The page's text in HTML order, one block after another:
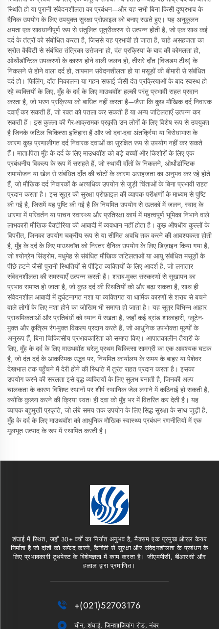
स्थिति हो या पुरानी संवेदनशीलता का प्रबंधन—और यह सभी बिना किसी दुष्प्रभाव के
दैनिक उपयोग के लिए उपयुक्त सुरक्षा प्रोफ़ाइल को बनाए रखते हुए। यह अनुकूलन
क्षमता एक सावधानीपूर्ण रूप से संतुलित सूत्रीकरण से उत्पन्न होती है, जो एक साथ कई
दर्द के तंत्रों को संबोधित करता है, जिससे यह प्रभावी हो जाता है, चाहे असहजता का
स्रोत कैविटी से संबंधित तंत्रिका उत्तेजना हो, दंत प्रक्रिया के बाद की कोमलता हो,
ओर्थोडॉन्टिक उपकरणों के कारण होने वाली जलन हो, तीसरे दाँत (विजडम टीथ) के
निकलने से होने वाला दर्द हो, तापमान संवेदनशीलता हो या मसूड़ों की बीमारी से संबंधित
दर्द हो। फिलिंग, दाँत निकालना या गहन सफाई जैसी दंत प्रक्रियाओं के बाद स्वस्थ हो
रहे व्यक्तियों के लिए, मुँह के दर्द के लिए माउथवॉश हल्की परंतु प्रभावी राहत प्रदान
करता है, जो भरण प्रक्रिया को बाधित नहीं करता है—जैसा कि कुछ मौखिक दर्द निवारक
दवाएँ कर सकती हैं, जो रक्त को पतला कर सकती हैं या अन्य जटिलताएँ उत्पन्न कर
सकती हैं। इस कुल्ला की गैर-आक्रामक प्रकृति उन लोगों के लिए विशेष रूप से उपयुक्त
है जिनके जटिल चिकित्सा इतिहास हैं और जो दवा-दवा अंतर्क्रिया या विरोधाभास के
कारण कुछ प्रणालीगत दर्द निवारक दवाओं का सुरक्षित रूप से उपयोग नहीं कर सकते
हैं। माता-पिता मुँह के दर्द के लिए माउथवॉश को बड़े बच्चों और किशोरों के लिए एक
प्रबंधनीय विकल्प के रूप में सराहते हैं, जो स्थायी दाँतों के निकलने, ओर्थोडॉन्टिक
समायोजन या खेल से संबंधित दाँत की चोटों के कारण असहजता का अनुभव कर रहे होते
हैं, जो मौखिक दर्द निवारकों के अत्यधिक उपयोग से जुड़ी चिंताओं के बिना प्रभावी राहत
प्रदान करता है। इस सूत्र की सुरक्षा प्रोफ़ाइल की व्यापक परीक्षणों के माध्यम से पुष्टि
की गई है, जिसमें यह पुष्टि की गई है कि नियमित उपयोग से ऊतकों में जलन, स्वाद के
धारणा में परिवर्तन या पाचन स्वास्थ्य और प्रतिरक्षा कार्य में महत्वपूर्ण भूमिका निभाने वाले
लाभकारी मौखिक बैक्टीरिया की आबादी में व्यवधान नहीं होता है। कुछ औषधीय कुल्लों के
विपरीत, जिनका उपयोग चक्रीय रूप से या सीमित अवधि तक करने की आवश्यकता होती
है, मुँह के दर्द के लिए माउथवॉश को निरंतर दैनिक उपयोग के लिए डिज़ाइन किया गया है,
जो श्योग्रेन सिंड्रोम, मधुमेह से संबंधित मौखिक जटिलताओं या आयु संबंधित मसूड़ों के
पीछे हटने जैसी पुरानी स्थितियों से पीड़ित व्यक्तियों के लिए आदर्श है, जो लगातार
संवेदनशीलता की समस्याएँ उत्पन्न करती हैं। शराब-मुक्त संस्करणों से सूखापन का
प्रभाव समाप्त हो जाता है, जो कुछ दर्द की स्थितियों को और बढ़ा सकता है, साथ ही
संवेदनशील आबादी में दुर्घटनागत नशा या व्यक्तिगत या धार्मिक कारणों से शराब से बचने
वाले लोगों के लिए नशा होने का जोखिम भी समाप्त हो जाता है। यह सूत्र विभिन्न आहार
प्राथमिकताओं और प्रतिबंधों को ध्यान में रखता है, जहाँ कई ब्रांड शाकाहारी, ग्लूटेन-
मुक्त और कृत्रिम रंग-मुक्त विकल्प प्रदान करते हैं, जो आधुनिक उपभोक्ता मूल्यों के
अनुरूप हैं, बिना चिकित्सीय प्रभावकारिता को समाप्त किए। आपातकालीन तैयारी के
लिए, मुँह के दर्द के लिए माउथवॉश घरेलू प्रथम चिकित्सा सामग्री का एक आवश्यक घटक
है, जो दंत दर्द के आकस्मिक उद्भव पर, नियमित कार्यालय के समय के बाहर या पेशेवर
देखभाल तक पहुँचने में देरी होने की स्थिति में तुरंत राहत प्रदान करता है। इसका
उपयोग करने की सरलता इसे वृद्ध व्यक्तियों के लिए सुलभ बनाती है, जिनकी अल्प
चालकता के कारण विशिष्ट स्थानों पर शीर्ष स्थानिक जेल लगाने में कठिनाई हो सकती है,
क्योंकि कुल्ला करने की क्रिया स्वतः ही दवा को मुँह भर में वितरित कर देती है। यह
व्यापक बहुमुखी प्रकृति, जो लंबे समय तक उपयोग के लिए सिद्ध सुरक्षा के साथ जुड़ी है,
मुँह के दर्द के लिए माउथवॉश को आधुनिक मौखिक स्वास्थ्य प्रबंधन रणनीतियों में एक
मूलभूत उत्पाद के रूप में स्थापित करती है।
शंघाई में स्थित, जहाँ 30+ वर्षों का निर्यात अनुभव है, मैक्सम एक प्रमुख ओरल केयर
निर्माता है जो दांतों को सफेद करने, कैविटी से सुरक्षा और संवेदनशीलता के प्रबंधन के
लिए प्रभावकारी टूथपेस्ट के विशेषज्ञता में काम करता है। जीएमपीसी, बीआरसी और
हलाल द्वारा प्रमाणित।
 +(021)52703176
 चीन, शंघाई, जिनशाजियांग रोड, नंबर